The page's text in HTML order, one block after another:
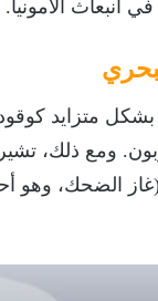
انبعاث الأمونيا.
بشكل متزايد
ومع ذلك،
(غاز الضحك، وهو